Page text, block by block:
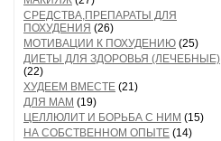
СРЕДСТВА,ПРЕПАРАТЫ ДЛЯ
ПОХУДЕНИЯ (26)
МОТИВАЦИИ К ПОХУДЕНИЮ (25)
ДИЕТЫ ДЛЯ ЗДОРОВЬЯ (ЛЕЧЕБНЫЕ)
(22)
ХУДЕЕМ ВМЕСТЕ (21)
ДЛЯ МАМ (19)
ЦЕЛЛЮЛИТ И БОРЬБА С НИМ (15)
НА СОБСТВЕННОМ ОПЫТЕ (14)